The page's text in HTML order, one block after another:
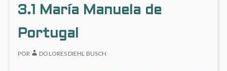
3.1 María Manuela de
Portugal
POR DOLORES DIEHL BUSCH